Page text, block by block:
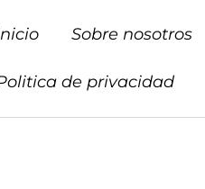
Sobre nosotros
de privacidad